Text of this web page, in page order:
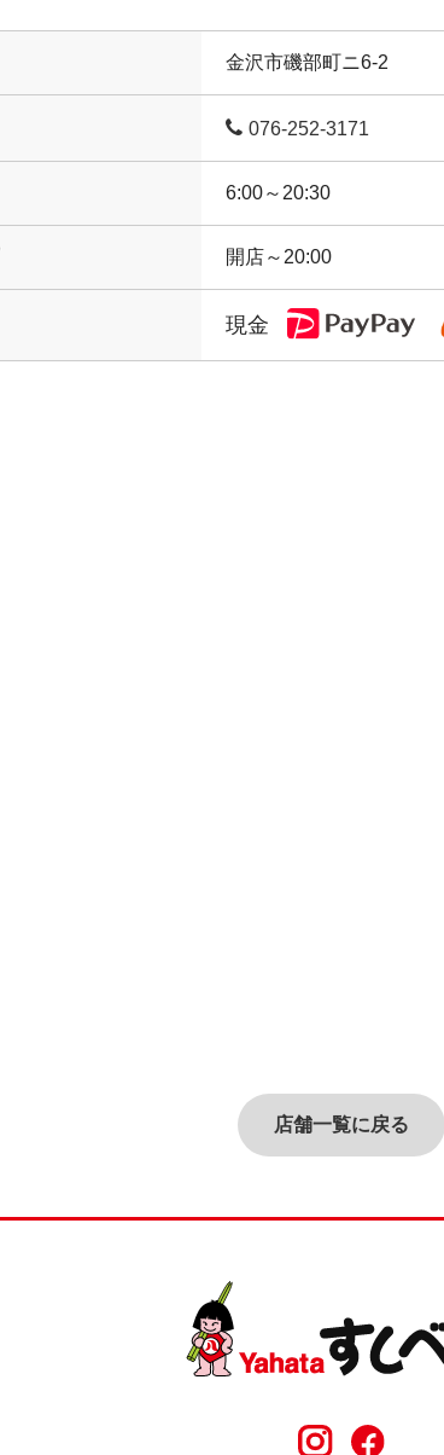
金沢市磯部町ニ6-2
076-252-3171
6:00～20:30
開店～20:00
現金
店舗一覧に戻る